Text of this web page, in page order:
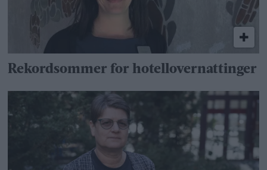
Rekordsommer for hotellovernattinger